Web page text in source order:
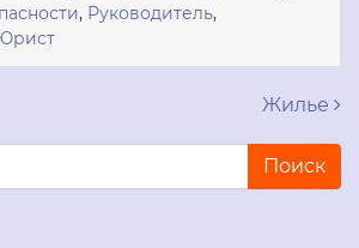
, Руководитель,
по записям Жилье